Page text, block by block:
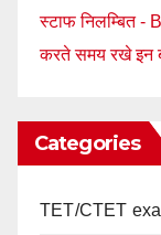
स्टाफ निलम्बित
करते समय रखे इन
Categories
TET/CTET